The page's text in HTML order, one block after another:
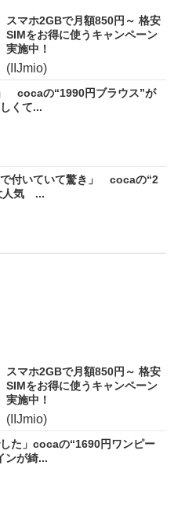
スマホ2GBで月額850円～ 格安
SIMをお得に使うキャンペーン
実施中！
(IIJmio)
cocaの“1990円ブラウス”が
くて...
で付いていて驚き」 cocaの“2
人気 ...
スマホ2GBで月額850円～ 格安
SIMをお得に使うキャンペーン
実施中！
(IIJmio)
した」cocaの“1690円ワンピー
ンが綺...